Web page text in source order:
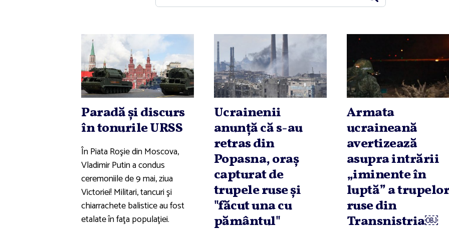
Paradă şi discurs
în tonurile URSS
În Piata Roşie din Moscova,
Vladimir Putin a condus
ceremoniile de 9 mai, ziua
Victoriei! Militari, tancuri şi
chiarrachete balistice au fost
etalate în faţa populaţiei.
Ucrainenii
anunţă că s-au
retras din
Popasna, oraş
capturat de
trupele ruse şi
"făcut una cu
pământul"
Armata
ucraineană
avertizează
asupra intrării
„iminente în
luptă” a
ruse din
Transnistria￼